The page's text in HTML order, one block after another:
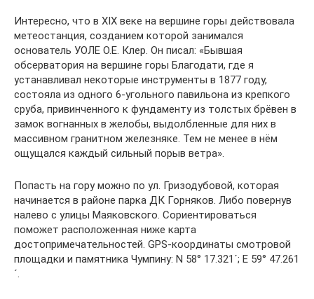
Интересно, что в XIX веке на вершине горы действовала
метеостанция, созданием которой занимался
основатель УОЛЕ О.Е. Клер. Он писал: «Бывшая
обсерватория на вершине горы Благодати, где я
устанавливал некоторые инструменты в 1877 году,
состояла из одного 6-угольного павильона из крепкого
сруба, привинченного к фундаменту из толстых брёвен в
замок вогнанных в желобы, выдолбленные для них в
массивном гранитном железняке. Тем не менее в нём
ощущался каждый сильный порыв ветра».
Попасть на гору можно по ул. Гризодубовой, которая
начинается в районе парка ДК Горняков. Либо повернув
налево с улицы Маяковского. Сориентироваться
поможет расположенная ниже карта
достопримечательностей. GPS-координаты смотровой
площадки и памятника Чумпину: N 58° 17.321´; E 59° 47.261
´.